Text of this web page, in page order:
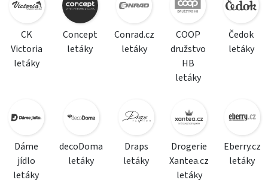
CK
Victoria
letáky
Concept
letáky
Conrad.cz
letáky
COOP
družstvo
HB
letáky
Čedok
letáky
Dáme
jídlo
letáky
decoDoma
letáky
Draps
letáky
Drogerie
Xantea.cz
letáky
Eberry.cz
letáky